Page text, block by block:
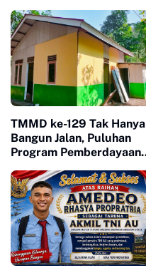
Sasaran dan Berkualitas
TMMD ke-129 Tak Hanya
Bangun Jalan, Puluhan
Program Pemberdayaan
di Buluh Kasok